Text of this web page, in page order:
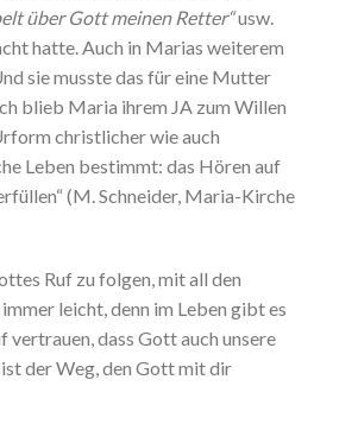
über Gott meinen Retter“usw.
hatte. Auch in Marias weiterem
sie musste das für eine Mutter
blieb Maria ihrem JA zum Willen
christlicher wie auch
Leben bestimmt: das Hören auf
(M. Schneider, Maria-Kirche
Ruf zu folgen, mit all den
leicht, denn im Leben gibt es
dass Gott auch unsere
ist der Weg, den Gott mit dir